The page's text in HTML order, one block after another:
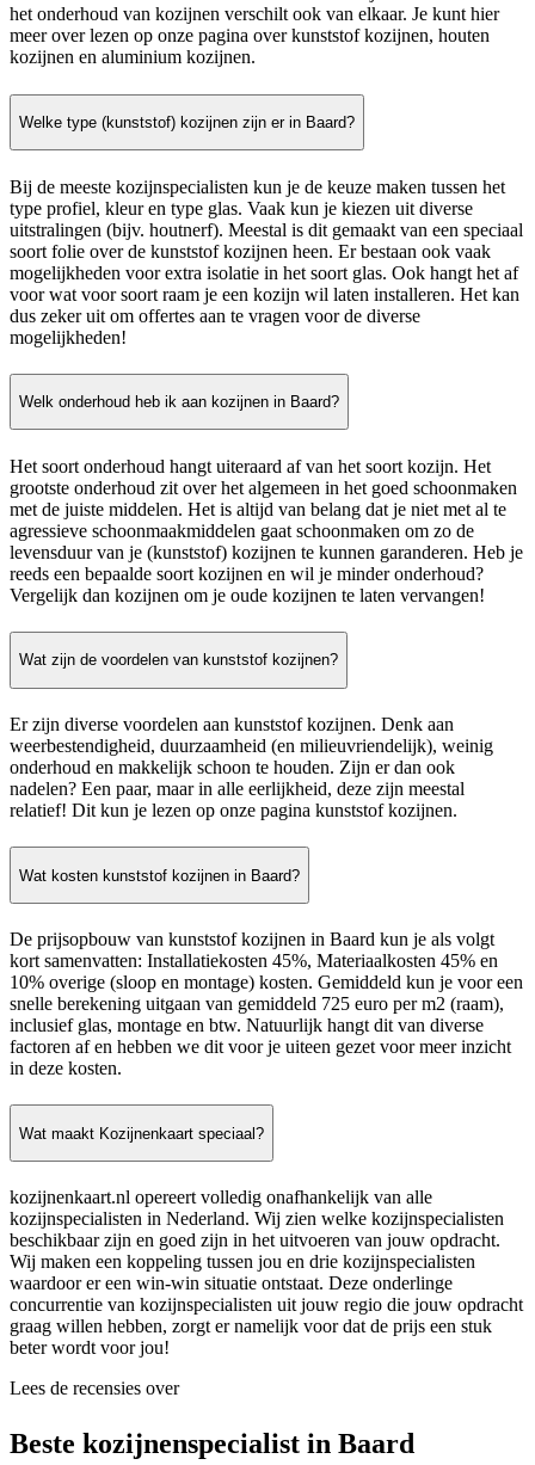
het onderhoud van kozijnen verschilt ook van elkaar. Je kunt hier
meer over lezen op onze pagina over kunststof kozijnen, houten
kozijnen en aluminium kozijnen.
Welke type (kunststof) kozijnen zijn er in Baard?
Bij de meeste kozijnspecialisten kun je de keuze maken tussen het
type profiel, kleur en type glas. Vaak kun je kiezen uit diverse
uitstralingen (bijv. houtnerf). Meestal is dit gemaakt van een speciaal
soort folie over de kunststof kozijnen heen. Er bestaan ook vaak
mogelijkheden voor extra isolatie in het soort glas. Ook hangt het af
voor wat voor soort raam je een kozijn wil laten installeren. Het kan
dus zeker uit om offertes aan te vragen voor de diverse
mogelijkheden!
Welk onderhoud heb ik aan kozijnen in Baard?
Het soort onderhoud hangt uiteraard af van het soort kozijn. Het
grootste onderhoud zit over het algemeen in het goed schoonmaken
met de juiste middelen. Het is altijd van belang dat je niet met al te
agressieve schoonmaakmiddelen gaat schoonmaken om zo de
levensduur van je (kunststof) kozijnen te kunnen garanderen. Heb je
reeds een bepaalde soort kozijnen en wil je minder onderhoud?
Vergelijk dan kozijnen om je oude kozijnen te laten vervangen!
Wat zijn de voordelen van kunststof kozijnen?
Er zijn diverse voordelen aan kunststof kozijnen. Denk aan
weerbestendigheid, duurzaamheid (en milieuvriendelijk), weinig
onderhoud en makkelijk schoon te houden. Zijn er dan ook
nadelen? Een paar, maar in alle eerlijkheid, deze zijn meestal
relatief! Dit kun je lezen op onze pagina kunststof kozijnen.
Wat kosten kunststof kozijnen in Baard?
De prijsopbouw van kunststof kozijnen in Baard kun je als volgt
kort samenvatten: Installatiekosten 45%, Materiaalkosten 45% en
10% overige (sloop en montage) kosten. Gemiddeld kun je voor een
snelle berekening uitgaan van gemiddeld 725 euro per m2 (raam),
inclusief glas, montage en btw. Natuurlijk hangt dit van diverse
factoren af en hebben we dit voor je uiteen gezet voor meer inzicht
in deze kosten.
Wat maakt Kozijnenkaart speciaal?
kozijnenkaart.nl opereert volledig onafhankelijk van alle
kozijnspecialisten in Nederland. Wij zien welke kozijnspecialisten
beschikbaar zijn en goed zijn in het uitvoeren van jouw opdracht.
Wij maken een koppeling tussen jou en drie kozijnspecialisten
waardoor er een win-win situatie ontstaat. Deze onderlinge
concurrentie van kozijnspecialisten uit jouw regio die jouw opdracht
graag willen hebben, zorgt er namelijk voor dat de prijs een stuk
beter wordt voor jou!
Lees de recensies over
Beste kozijnenspecialist in Baard